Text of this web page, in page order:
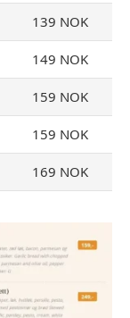
139 NOK
149 NOK
159 NOK
159 NOK
169 NOK